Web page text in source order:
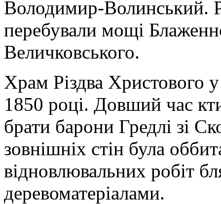
Володимир-Волинський.
перебували мощі
Величковського.
Храм Різдва Христового
1850 році. Довший час
брати барони Гредлі зі
зовнішніх стін була
відновлювальних робіт
деревоматеріалами.